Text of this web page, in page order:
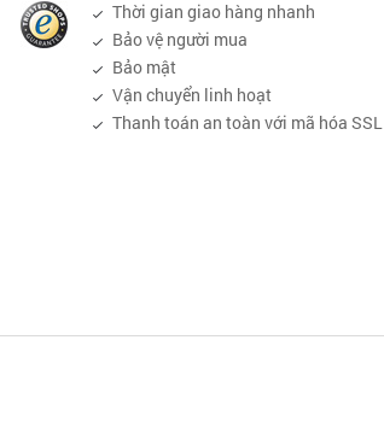
Thời gian giao hàng nhanh
Bảo vệ người mua
Bảo mật
Vận chuyển linh hoạt
Thanh toán an toàn với mã hóa SSL